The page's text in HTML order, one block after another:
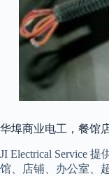
华埠商业电工，餐馆
JI Electrical Service
馆、店铺、办公室、